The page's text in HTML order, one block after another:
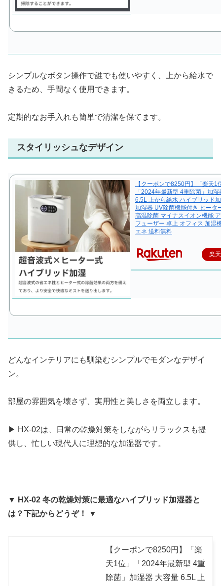
シンプルなボタン操作で誰でも使いやすく、上から給水で
きるため、手間なく使用できます。
定期的なお手入れも簡単で清潔を保てます。
スタイリッシュなデザイン
【クーポンで8250円】「楽天1
「2024年最新型 4重除菌」加
6.5L 上から給水 ハイブリッド
加湿器 UV除菌機能付き ヒータ
高温除菌 マイナスイオン機能
フューザー 卓上 オフィス 加湿
エネ 送料無料
楽
どんなインテリアにも馴染むシンプルでモダンなデザイ
ン。
部屋の雰囲気を壊さず、実用性と美しさを両立します。
▶ HX-02は、日常の乾燥対策をしながらリラックスも提
供し、忙しい現代人に理想的な加湿器です。
▼ HX-02 冬の乾燥対策に最適なハイブリッド加湿器と
は？下記からどうぞ！ ▼
【クーポンで8250円】「楽
天1位」「2024年最新型 4重
除菌」加湿器 大容量 6.5L 上